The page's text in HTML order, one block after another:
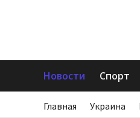
Новости Спорт
Главная Украина